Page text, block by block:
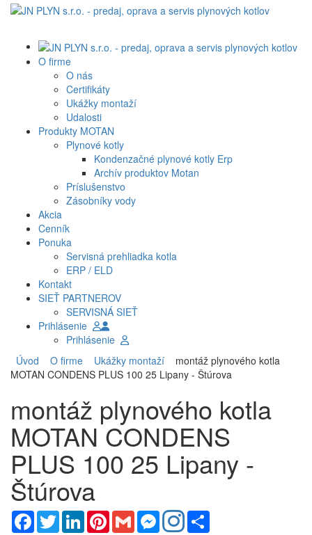
O firme
O nás
Certifikáty
Ukážky montaží
Udalosti
Produkty MOTAN
Plynové kotly
Kondenzačné plynové kotly Erp
Archív produktov Motan
Príslušenstvo
Zásobníky vody
Akcia
Cenník
Ponuka
Servisná prehliadka kotla
ERP / ELD
Kontakt
SIEŤ PARTNEROV
SERVISNÁ SIEŤ
Prihlásenie
Prihlásenie
Úvod
O firme Ukážky montaží
montáž plynového kotla
MOTAN CONDENS PLUS 100 25 Lipany - Štúrova
montáž plynového kotla
MOTAN CONDENS
PLUS 100 25 Lipany -
Štúrova
Facebook
TwitterLinkedInPinterestGmail Messenger